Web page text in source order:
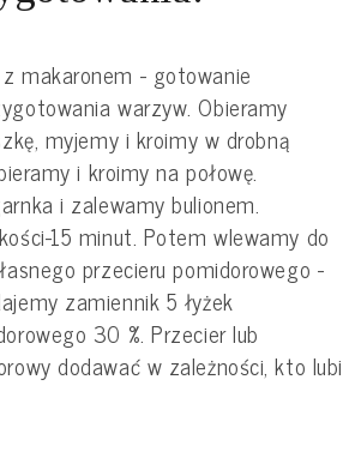
makaronem - gotowanie
warzyw. Obieramy
myjemy i kroimy w drobną
i kroimy na połowę.
i zalewamy bulionem.
15 minut. Potem wlewamy do
przecieru pomidorowego -
zamiennik 5 łyżek
30 %. Przecier lub
dodawać w zależności, kto lubi